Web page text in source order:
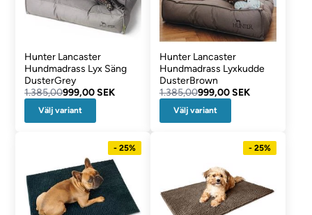
Hunter Lancaster
Hundmadrass Lyx Säng
DusterGrey
1.385,00999,00 SEK
Välj variant
Hunter Lancaster
Hundmadrass Lyxkudde
DusterBrown
1.385,00999,00 SEK
Välj variant
- 25% - 25%